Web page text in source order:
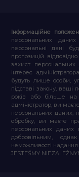
Інформаційне
персональних
персональні дані
пропозицій
захист
інтерес
будуть лише особи,
підставі закону, ваші
років або більше на
адміністратор, ви
персональних даних,
обробку, ви маєте
персональних даних
добровільним,
неможливості надання
JESTEŚMY